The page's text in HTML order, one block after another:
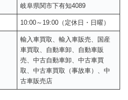
岐阜県関市下有知4089
10:00～19:00（定休日・日曜）
輸入車買取、輸入車販売、国産
車買取、自動車卸、自動車販
売、中古自動車卸、中古車買
取、中古車買取（事故車）、中
古車販売店